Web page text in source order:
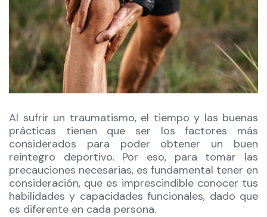
Al sufrir un traumatismo, el tiempo y las buenas
prácticas tienen que ser los factores más
considerados para poder obtener un buen
reintegro deportivo. Por eso, para tomar las
precauciones necesarias, es fundamental tener en
consideración, que es imprescindible conocer tus
habilidades y capacidades funcionales, dado que
es diferente en cada persona.